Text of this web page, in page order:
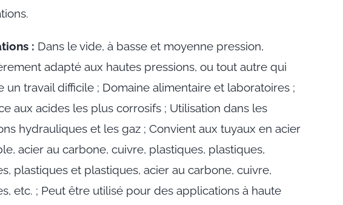
: Dans le vide, à basse et moyenne pression,
adapté aux hautes pressions, ou tout autre qui
un travail difficile ; Domaine alimentaire et laboratoires ;
aux acides les plus corrosifs ; Utilisation dans les
hydrauliques et les gaz ; Convient aux tuyaux en acier
acier au carbone, cuivre, plastiques, plastiques,
plastiques et plastiques, acier au carbone, cuivre,
etc. ; Peut être utilisé pour des applications à haute